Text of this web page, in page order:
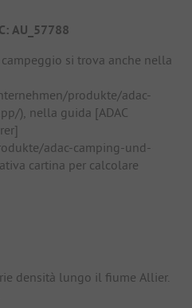
AU_57788
si trova anche nella
produkte/adac-
), nella guida [ADAC
adac-camping-und-
cartina per calcolare
densità lungo il fiume Allier.